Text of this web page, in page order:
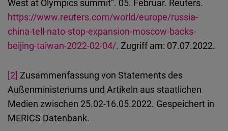
West at Olympics summit”. 05. Februar. Reuters.
https://www.reuters.com/world/europe/russia-
china-tell-nato-stop-expansion-moscow-backs-
beijing-taiwan-2022-02-04/. Zugriff am: 07.07.2022.
[2] Zusammenfassung von Statements des
Außenministeriums und Artikeln aus staatlichen
Medien zwischen 25.02-16.05.2022. Gespeichert in
MERICS Datenbank.